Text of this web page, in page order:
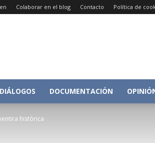
Colaborar en el blog Contacto Política de
Conversacion
DIÁLOGOS DOCUMENTACIÓN
histórica